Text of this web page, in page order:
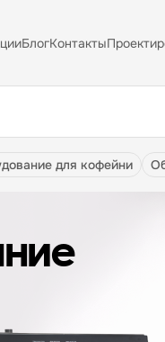
БлогКонтакты
для кофейни